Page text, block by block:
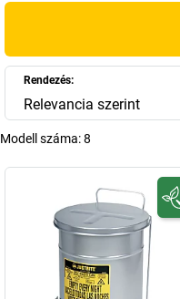
Rendezés:
Relevancia szerint
Modell száma:8